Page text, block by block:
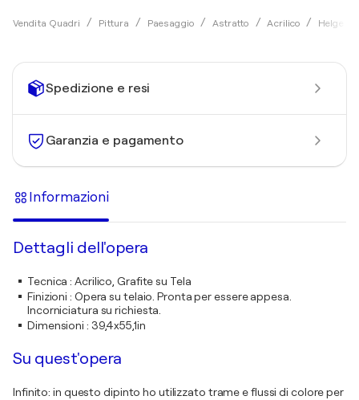
Vendita Quadri Pittura Paesaggio Astratto Acrilico Helge
Spedizione e resi
Garanzia e pagamento
Informazioni
Dettagli dell'opera
Tecnica :Acrilico, Grafite su Tela
Finizioni : Opera su telaio. Pronta per essere appesa.
Incorniciatura su richiesta.
Dimensioni : 39,4x55,1in
Su quest'opera
Infinito: in questo dipinto ho utilizzato trame e flussi di colore per